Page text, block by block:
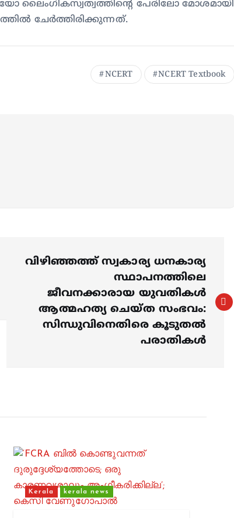
ലൈംഗികസ്വത്വത്തിന്റെ പേരിലോ മോശമായി
ചേര്‍ത്തിരിക്കുന്നത്.
NCERT NCERT Textbook
വിഴിഞ്ഞത്ത് സ്വകാര്യ ധനകാര്യ
സ്ഥാപനത്തിലെ
ജീവനക്കാരായ യുവതികള്‍
ആത്മഹത്യ ചെയ്ത സംഭവം:
സിന്ധുവിനെതിരെ കൂടുതല്‍
പരാതികള്‍
Kerala kerala news